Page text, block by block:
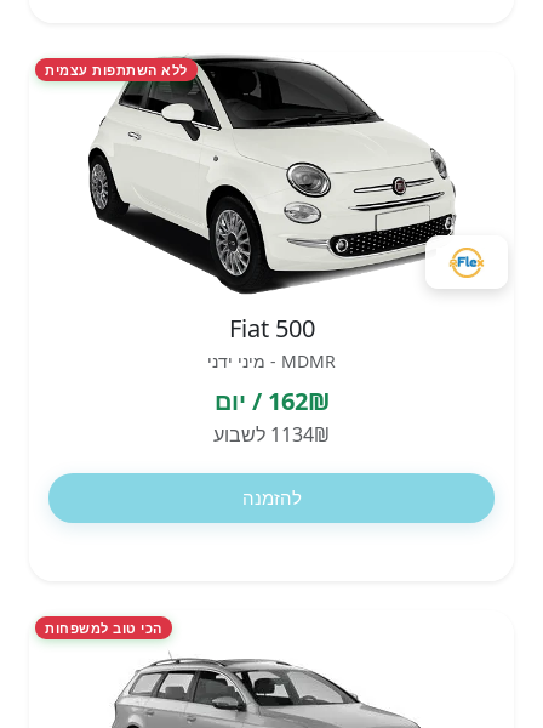
ללא השתתפות עצמית
Fiat 500
MDMR - מיני ידני
162₪ / יום
1134₪ לשבוע
להזמנה
הכי טוב למשפחות